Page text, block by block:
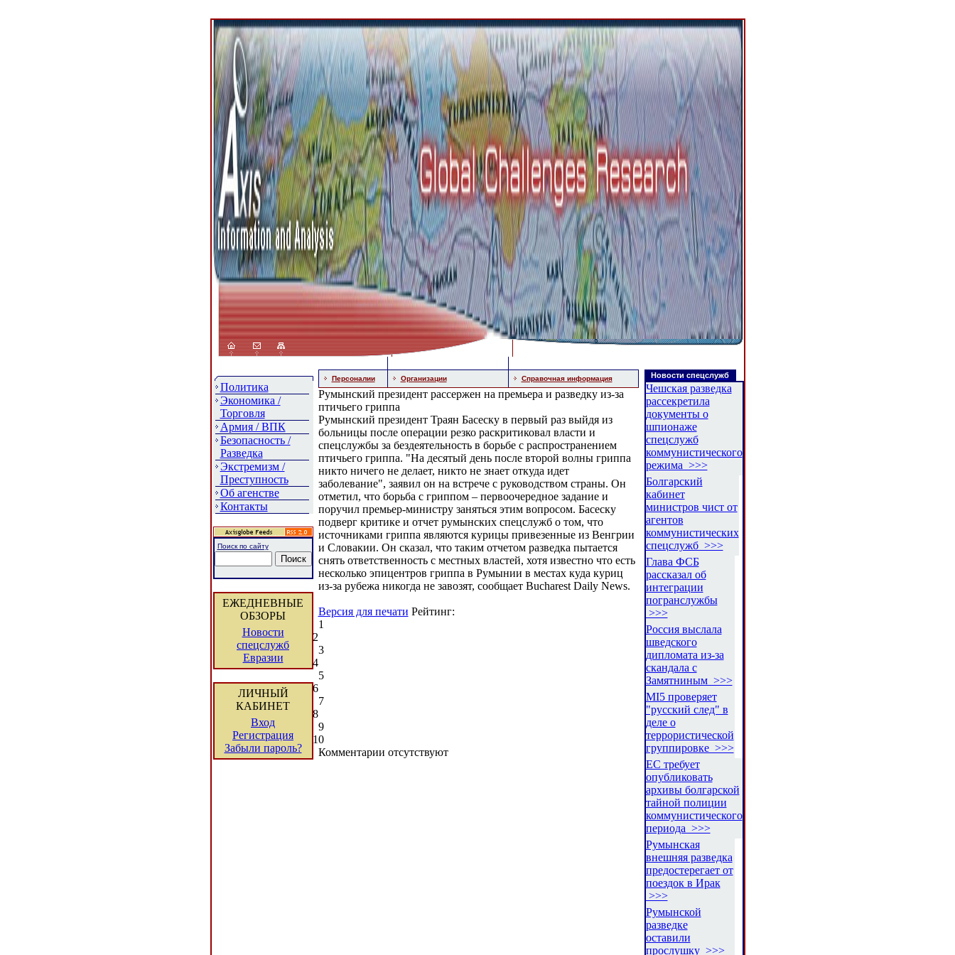
Политика
Экономика /
Торговля
Армия / ВПК
Безопасность /
Разведка
Экстремизм /
Преступность
Об агенстве
Контакты
Поиск по сайту
ЕЖЕДНЕВНЫЕ
ОБЗОРЫ
Новости
спецслужб
Евразии
ЛИЧНЫЙ
КАБИНЕТ
Вход
Регистрация
Забыли пароль?
Персоналии Организации Справочная информация
Румынский президент рассержен на премьера и разведку из-за
птичьего гриппа
Румынский президент Траян Басеску в первый раз выйдя из
больницы после операции резко раскритиковал власти и
спецслужбы за бездеятельность в борьбе с распространением
птичьего гриппа. "На десятый день после второй волны гриппа
никто ничего не делает, никто не знает откуда идет
заболевание", заявил он на встрече с руководством страны. Он
отметил, что борьба с гриппом – первоочередное задание и
поручил премьер-министру заняться этим вопросом. Басеску
подверг критике и отчет румынских спецслужб о том, что
источниками гриппа являются курицы привезенные из Венгрии
и Словакии. Он сказал, что таким отчетом разведка пытается
снять ответственность с местных властей, хотя известно что есть
несколько эпицентров гриппа в Румынии в местах куда куриц
из-за рубежа никогда не завозят, сообщает Bucharest Daily News.
Версия для печати Рейтинг:
1
2
3
4
5
6
7
8
9
10
Комментарии отсутствуют
Новости спецслужб
Чешская разведка
рассекретила
документы о
шпионаже
спецслужб
коммунистического
режима >>>
Болгарский
кабинет
министров чист от
агентов
коммунистических
спецслужб >>>
Глава ФСБ
рассказал об
интеграции
погранслужбы
>>>
Россия выслала
шведского
дипломата из-за
скандала с
Замятниным >>>
MI5 проверяет
"русский след" в
деле о
террористической
группировке >>>
ЕС требует
опубликовать
архивы болгарской
тайной полиции
коммунистического
периода >>>
Румынская
внешняя разведка
предостерегает от
поездок в Ирак
>>>
Румынской
разведке
оставили
прослушку >>>